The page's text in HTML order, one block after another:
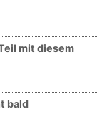
mit diesem
bald